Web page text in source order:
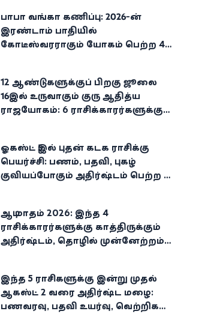
பாபா வங்கா கணிப்பு: 2026-ன்
இரண்டாம் பாதியில்
கோடீஸ்வரராகும் யோகம் பெற்ற 4
12 ஆண்டுகளுக்குப் பிறகு ஜூலை
16இல் உருவாகும் குரு ஆதித்ய
ராஜயோகம்: 6 ராசிக்காரர்களுக்கு
ஓகஸ்ட் 5இல் புதன் கடக ராசிக்கு
பெயர்ச்சி: பணம், பதவி, புகழ்
குவியப்போகும் அதிர்ஷ்டம் பெற்ற 3
ஆடி மாதம் 2026: இந்த 4
ராசிக்காரர்களுக்கு காத்திருக்கும்
அதிர்ஷ்டம், தொழில் முன்னேற்றம்,
இந்த 5 ராசிகளுக்கு இன்று முதல்
ஆகஸ்ட் 2 வரை அதிர்ஷ்ட மழை:
பணவரவு, பதவி உயர்வு, வெற்றிகள்